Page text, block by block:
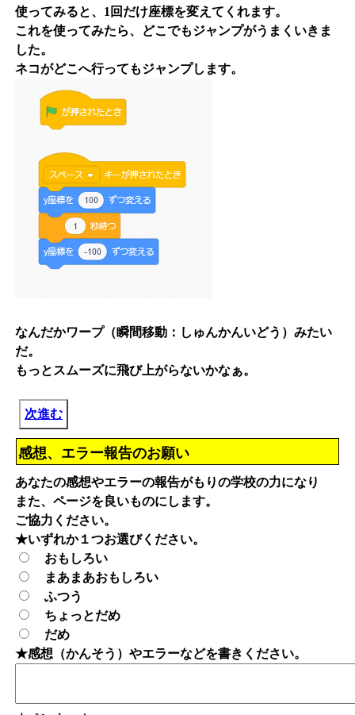
使ってみると、1回だけ座標を変えてくれます。
これを使ってみたら、どこでもジャンプがうまくいきま
した。
ネコがどこへ行ってもジャンプします。
なんだかワープ（瞬間移動：しゅんかんいどう）みたい
だ。
もっとスムーズに飛び上がらないかなぁ。
次進む
感想、エラー報告のお願い
あなたの感想やエラーの報告がもりの学校の力になり
また、ページを良いものにします。
ご協力ください。
★いずれか１つお選びください。
おもしろい
まあまあおもしろい
ふつう
ちょっとだめ
だめ
★感想（かんそう）やエラーなどを書きください。